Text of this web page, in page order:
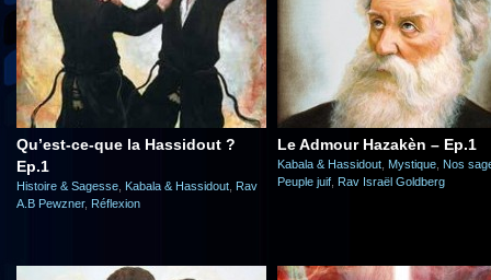
Qu’est-ce-que la Hassidout ?
Ep.1
Histoire & Sagesse Kabala & Hassidout Rav
A.B Pewzner, Réflexion
Le Admour Hazakèn – Ep.1
Kabala & Hassidout Mystique Nos
Peuple juif Rav Israël Goldberg